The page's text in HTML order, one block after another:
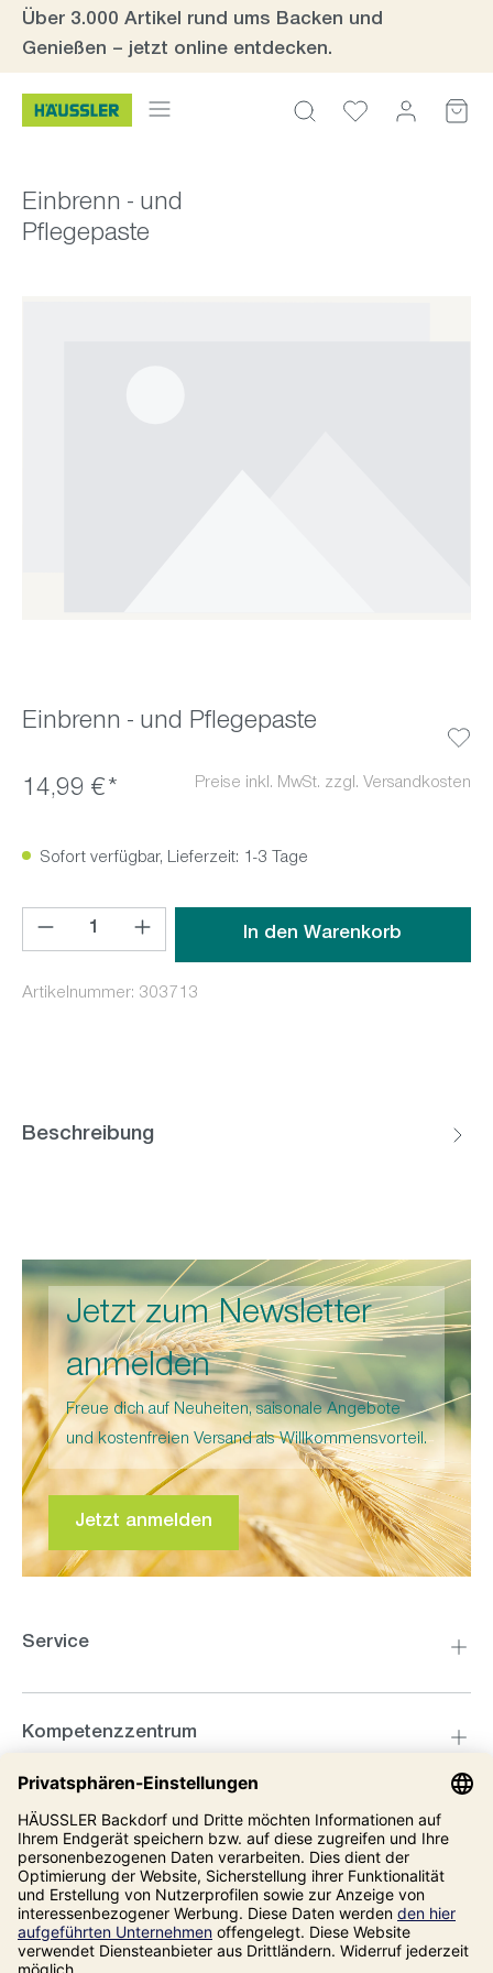
Zum Hauptinhalt springen
Über 3.000 Artikel rund ums Backen und
Genießen – jetzt online entdecken.
Einbrenn - und
Pflegepaste
Einbrenn - und Pflegepaste
14,99 €* Preise inkl. MwSt. zzgl. Versandkosten
Sofort verfügbar, Lieferzeit: 1-3 Tage
Produkt Anzahl: Gib den gewünschten Wert ein oder
In den Warenkorb
Artikelnummer: 303713
Beschreibung
Jetzt zum Newsletter
anmelden
Freue dich auf Neuheiten, saisonale Angebote
und kostenfreien Versand als Willkommensvorteil.
Jetzt anmelden
Service
Kompetenzzentrum
Informationen
Unsere Adresse